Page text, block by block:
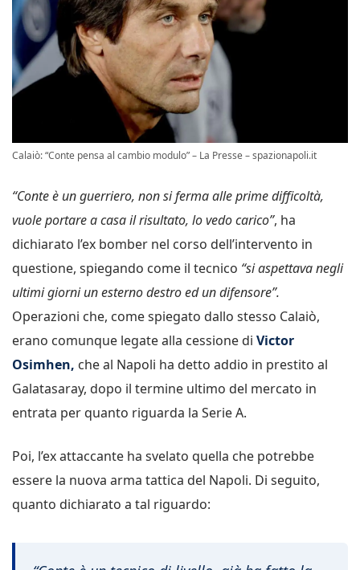
Calaiò: “Conte pensa al cambio modulo” – La Presse – spazionapoli.it
“Conte è un guerriero, non si ferma alle prime difficoltà,
vuole portare a casa il risultato, lo vedo carico”, ha
dichiarato l’ex bomber nel corso dell’intervento in
questione, spiegando come il tecnico “si aspettava negli
ultimi giorni un esterno destro ed un difensore”.
Operazioni che, come spiegato dallo stesso Calaiò,
erano comunque legate alla cessione di Victor
Osimhen, che al Napoli ha detto addio in prestito al
Galatasaray, dopo il termine ultimo del mercato in
entrata per quanto riguarda la Serie A.
Poi, l’ex attaccante ha svelato quella che potrebbe
essere la nuova arma tattica del Napoli. Di seguito,
quanto dichiarato a tal riguardo: